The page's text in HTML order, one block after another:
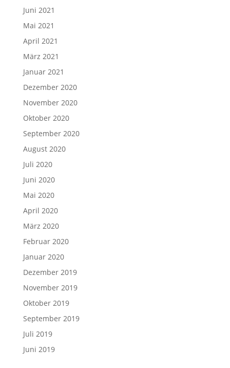
Juni 2021
Mai 2021
April 2021
März 2021
Januar 2021
Dezember 2020
November 2020
Oktober 2020
September 2020
August 2020
Juli 2020
Juni 2020
Mai 2020
April 2020
März 2020
Februar 2020
Januar 2020
Dezember 2019
November 2019
Oktober 2019
September 2019
Juli 2019
Juni 2019